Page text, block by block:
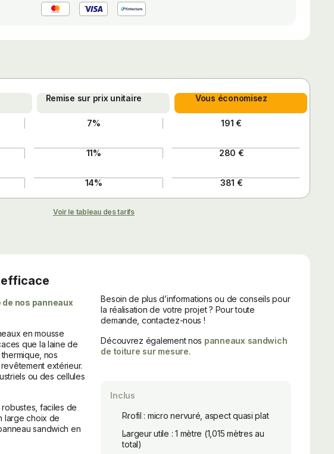
Remise sur prix unitaire Vous économisez
7% 191 €
11% 280 €
14% 381 €
Voir le tableau des tarifs
nos panneaux
en mousse
que la laine de
nos
extérieur.
ou des cellules
faciles de
large choix de
sandwich en
Besoin de plus d’informations ou de conseils pour
la réalisation de votre projet ? Pour toute
demande, contactez-nous !
Découvrez également nos panneaux sandwich
de toiture sur mesure.
Inclus
Profil : micro nervuré, aspect quasi plat
Largeur utile : 1 mètre (1,015 mètres au
total)